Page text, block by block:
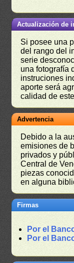
Actualización de
Si posee una
del rango del
serie
una fotografía
instruciones
aporte será
calidad de
Advertencia
Debido a la
emisiones de
privados y
Central de
piezas
en alguna
Firmas
Por el
Por el